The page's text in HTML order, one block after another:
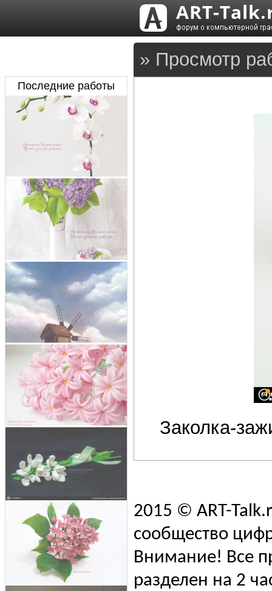
» Просмотр
Заколка-
Последние работы
2015 © ART-
сообщество
Внимание! Все
разделен на 2